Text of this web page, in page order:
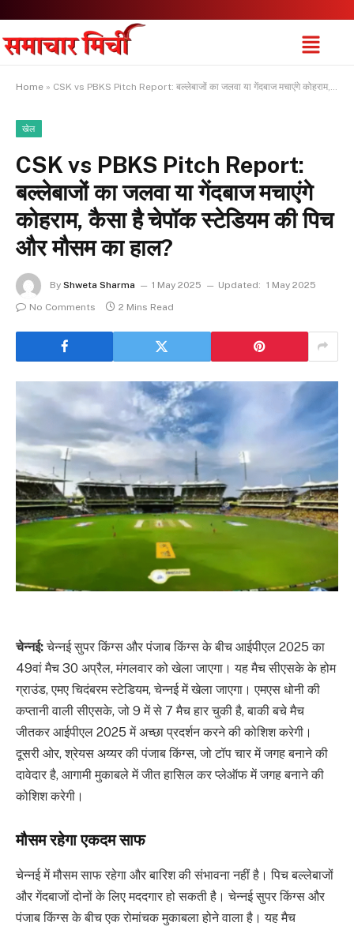
Home » CSK vs PBKS Pitch Report: बल्लेबाजों का जलवा या गेंदबाज मचाएंगे कोहराम, कैसा है चेपॉक स्टेडियम की पिच और मौसम का हाल?
खेल
CSK vs PBKS Pitch Report:
बल्लेबाजों का जलवा या गेंदबाज मचाएंगे
कोहराम, कैसा है चेपॉक स्टेडियम की पिच
और मौसम का हाल?
By Shweta Sharma 1 May 2025 Updated: 1 May 2025
No Comments
2 Mins Read
चेन्नई:चेन्नई सुपर किंग्स और पंजाब किंग्स के बीच आईपीएल 2025 का
49वां मैच 30 अप्रैल, मंगलवार को खेला जाएगा। यह मैच सीएसके के होम
ग्राउंड, एमए चिदंबरम स्टेडियम, चेन्नई में खेला जाएगा। एमएस धोनी की
कप्तानी वाली सीएसके, जो 9 में से 7 मैच हार चुकी है, बाकी बचे मैच
जीतकर आईपीएल 2025 में अच्छा प्रदर्शन करने की कोशिश करेगी।
दूसरी ओर, श्रेयस अय्यर की पंजाब किंग्स, जो टॉप चार में जगह बनाने की
दावेदार है, आगामी मुकाबले में जीत हासिल कर प्लेऑफ में जगह बनाने की
कोशिश करेगी।
मौसम रहेगा एकदम साफ
चेन्नई में मौसम साफ रहेगा और बारिश की संभावना नहीं है। पिच बल्लेबाजों
और गेंदबाजों दोनों के लिए मददगार हो सकती है। चेन्नई सुपर किंग्स और
पंजाब किंग्स के बीच एक रोमांचक मुकाबला होने वाला है। यह मैच